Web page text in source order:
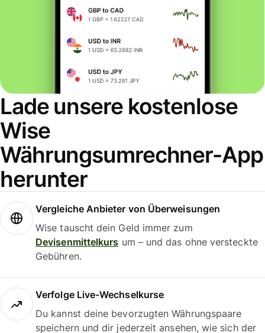
Lade unsere kostenlose
Wise
Währungsumrechner-App
herunter
Vergleiche Anbieter von Überweisungen
Wise tauscht dein Geld immer zum
Devisenmittelkurs um – und das ohne versteckte
Gebühren.
Verfolge Live-Wechselkurse
Du kannst deine bevorzugten Währungspaare
speichern und dir jederzeit ansehen, wie sich der